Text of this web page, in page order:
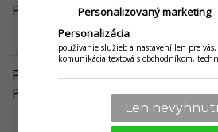
Platobný terminál - nastavenie
V tomto návode získate informácie o
terminálu v aplikácii iKelp POS Mobile.
POS Manažér - NineDigit Portos
Pokladňa
V tomto článku sa nachádza popis
pre aplikáciu iKelp Pokladňa.Viac...
Personalizovaný marketing
Personalizácia
používanie služieb a nastavení len pre
komunikácia textová s obchodníkom,
Len